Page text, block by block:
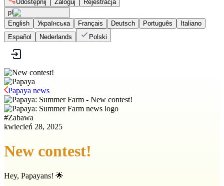
Udostępnij
Zaloguj
Rejestracja
pl
English
Українська Français Deutsch Português
Italiano
Español
Nederlands Polski
Papaya news
#Zabawa
kwiecień 28, 2025
New contest!
Hey, Papayans! 🌟